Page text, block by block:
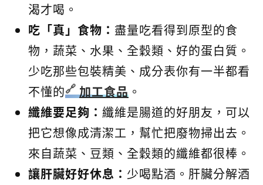
渴才喝。
吃「真」食物： 盡量吃看得到原型的食
物，蔬菜、水果、全穀類、好的蛋白質。
少吃那些包裝精美、成分表你有一半都看
不懂的
加工食品 。
纖維要足夠： 纖維是腸道的好朋友，可以
把它想像成清潔工，幫忙把廢物掃出去。
來自蔬菜、豆類、全穀類的纖維都很棒。
讓肝臟好好休息： 少喝點酒。肝臟分解酒